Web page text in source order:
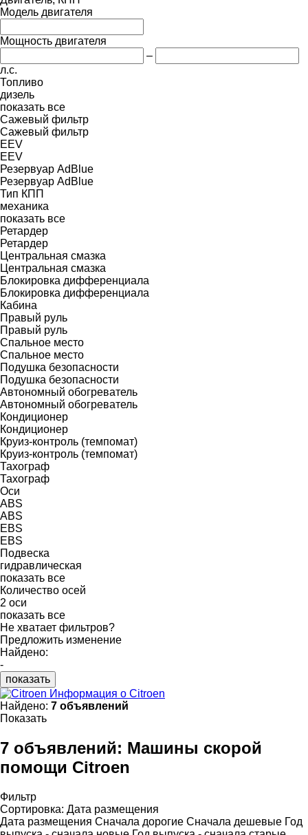
Модель двигателя
Мощность двигателя
–
л.с.
Топливо
дизель
показать все
Сажевый фильтр
Сажевый фильтр
EEV
EEV
Резервуар AdBlue
Резервуар AdBlue
Тип КПП
механика
показать все
Ретардер
Ретардер
Центральная смазка
Центральная смазка
Блокировка дифференциала
Блокировка дифференциала
Кабина
Правый руль
Правый руль
Спальное место
Спальное место
Подушка безопасности
Подушка безопасности
Автономный обогреватель
Автономный обогреватель
Кондиционер
Кондиционер
Круиз-контроль (темпомат)
Круиз-контроль (темпомат)
Тахограф
Тахограф
Оси
ABS
ABS
EBS
EBS
Подвеска
гидравлическая
показать все
Количество осей
2 оси
показать все
Не хватает фильтров?
Предложить изменение
Найдено:
-
показать
Информация о Citroen
Найдено: 7 объявлений
Показать
7 объявлений: Машины скорой
помощи Citroen
Фильтр
Сортировка: Дата размещения
Дата размещения Сначала дорогие Сначала дешевые Год